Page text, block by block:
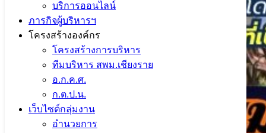
บริการออนไลน์
ภารกิจผู้บริหารฯ
โครงสร้างองค์กร
โครงสร้างการบริหาร
ทีมบริหาร สพม.เชียงราย
อ.ก.ค.ศ.
ก.ต.ป.น.
เว็บไซต์กลุ่มงาน
อำนวยการ